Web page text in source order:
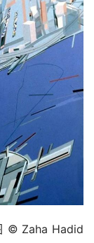
© Zaha Hadid